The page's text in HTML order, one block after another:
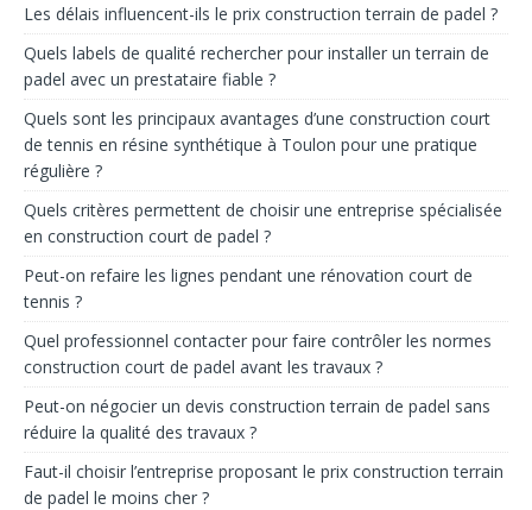
Les délais influencent-ils le prix construction terrain de padel ?
Quels labels de qualité rechercher pour installer un terrain de
padel avec un prestataire fiable ?
Quels sont les principaux avantages d’une construction court
de tennis en résine synthétique à Toulon pour une pratique
régulière ?
Quels critères permettent de choisir une entreprise spécialisée
en construction court de padel ?
Peut-on refaire les lignes pendant une rénovation court de
tennis ?
Quel professionnel contacter pour faire contrôler les normes
construction court de padel avant les travaux ?
Peut-on négocier un devis construction terrain de padel sans
réduire la qualité des travaux ?
Faut-il choisir l’entreprise proposant le prix construction terrain
de padel le moins cher ?